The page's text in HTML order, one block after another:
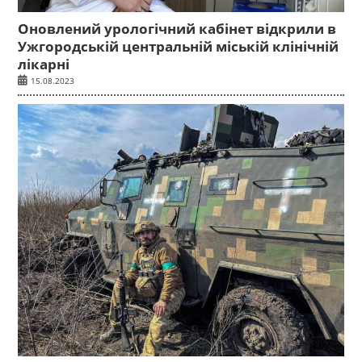
Оновлений урологічний кабінет відкрили в
Ужгородській центральній міській клінічній
лікарні
15.08.2023